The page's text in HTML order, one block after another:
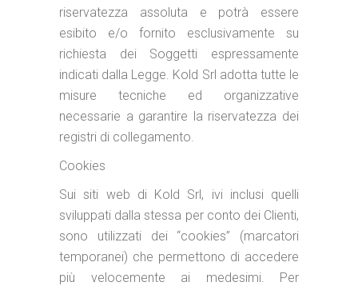
riservatezza assoluta e potrà essere
esibito e/o fornito esclusivamente su
richiesta dei Soggetti espressamente
indicati dalla Legge. Kold Srl adotta tutte le
misure tecniche ed organizzative
necessarie a garantire la riservatezza dei
registri di collegamento.
Cookies
Sui siti web di Kold Srl, ivi inclusi quelli
sviluppati dalla stessa per conto dei Clienti,
sono utilizzati dei “cookies” (marcatori
temporanei) che permettono di accedere
più velocemente ai medesimi. Per